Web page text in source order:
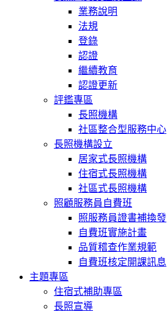
業務說明
法規
登錄
認證
繼續教育
認證更新
評鑑專區
長照機構
社區整合型服務中心
長照機構設立
居家式長照機構
住宿式長照機構
社區式長照機構
照顧服務員自費班
照服務員證書補換發
自費班實施計畫
品質稽查作業規範
自費班核定開課訊息
主題專區
住宿式補助專區
長照宣導